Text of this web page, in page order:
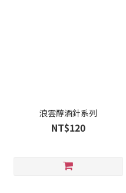
浪雲醇酒針系列
NT$120